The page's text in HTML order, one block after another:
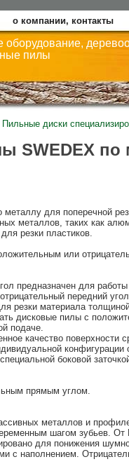
о компании, контакты
оборудование,
пилы
Пильные диски
SWEDEX по
металлу для поперечной
металлов, таких как
резки пластиков.
или
предназначен для работы
передний
резки материала
дисковые пилы с
подаче.
качество поверхности
конфигурации
боковой
прямым углом.
металлов и
шагом зубьев. От
для понижения
с наполнением.